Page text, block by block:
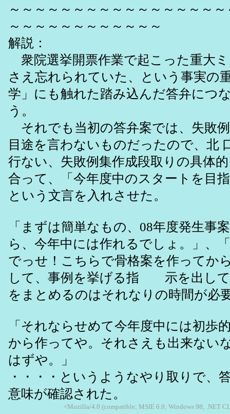
～～～～～～～～～～～～～～～～
～～～～～～～～～～～～
解説：
衆院選挙開票作業で起こった重大
さえ忘れられていた、という事実の
学」にも触れた踏み込んだ答弁につ
う。
それでも当初の答弁案では、失敗
目途を言わないものだったので、北
行ない、失敗例集作成段取りの具体
合って、「今年度中のスタートを目
という文言を入れさせた。
「まずは簡単なもの、08年度発生事
ら、今年中には作れるでしょ。」、
でっせ！こちらで骨格案を作ってか
して、事例を挙げる指 示を出して
をまとめるのはそれなりの時間が必
「それならせめて今年度中には初歩
から作ってや。それさえも出来ない
はずや。」
・・・・というようなやり取りで、
意味が確認された。
<Mozilla/4.0 (compatible; MSIE 6.0; Windows 98; .NET